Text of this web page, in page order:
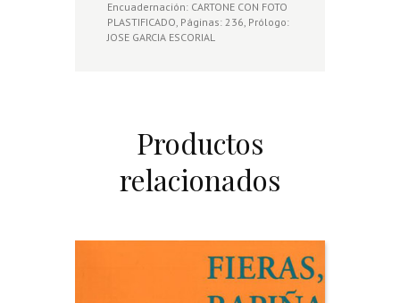
Encuadernación: CARTONE CON FOTO
PLASTIFICADO, Páginas: 236, Prólogo:
JOSE GARCIA ESCORIAL
Productos
relacionados